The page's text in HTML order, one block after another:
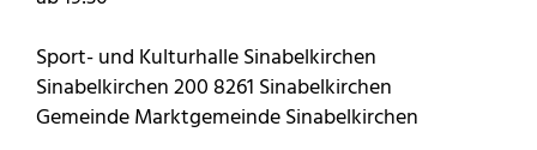
Sport- und Kulturhalle Sinabelkirchen
Sinabelkirchen 200 8261 Sinabelkirchen
Gemeinde Marktgemeinde Sinabelkirchen